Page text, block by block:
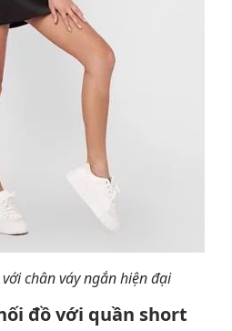
chân váy ngắn hiện đại
đồ với quần short